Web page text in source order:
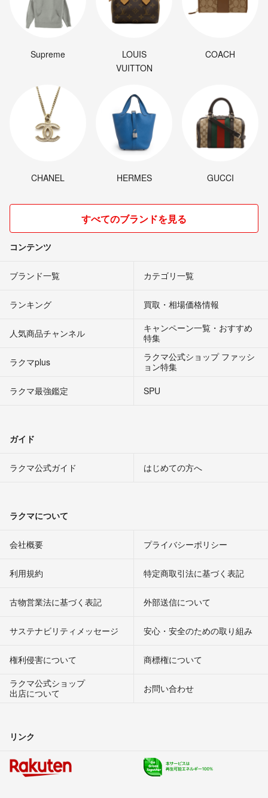
Supreme
LOUIS
VUITTON
COACH
CHANEL HERMES GUCCI
すべてのブランドを見る
コンテンツ
ブランド一覧 カテゴリ一覧
ランキング 買取・相場価格情報
人気商品チャンネル
キャンペーン一覧・おすすめ
特集
ラクマplus
ラクマ公式ショップ ファッシ
ョン特集
ラクマ最強鑑定
SPU
ガイド
ラクマ公式ガイド はじめての方へ
ラクマについて
会社概要 プライバシーポリシー
利用規約 特定商取引法に基づく表記
古物営業法に基づく表記 外部送信について
サステナビリティメッセージ 安心・安全のための取り組み
権利侵害について
商標権について
ラクマ公式ショップ
出店について
お問い合わせ
リンク